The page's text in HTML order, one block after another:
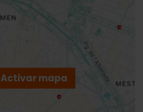
Activar mapa